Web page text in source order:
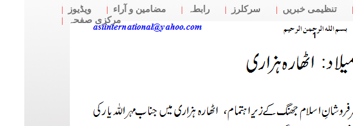
تنظیمی خبریں سرکلرز رابطہ مضامین و آراء
ویڈیوز
مرکزی صفحہ